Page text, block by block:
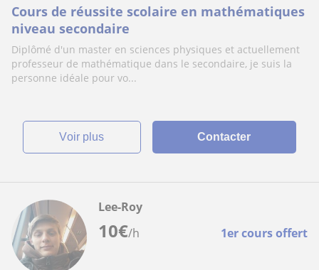
Cours de réussite scolaire en mathématiques
niveau secondaire
Diplômé d'un master en sciences physiques et actuellement
professeur de mathématique dans le secondaire, je suis la
personne idéale pour vo...
voir plus Contacter
10€/h 1er cours offert
Lee-Roy